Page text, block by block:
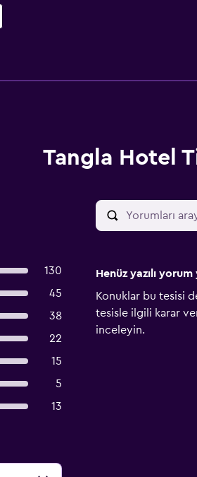
Tangla Hotel
130
45
38
22
15
5
13
Henüz yazılı
Konuklar bu tesisi
tesisle ilgili karar
inceleyin.